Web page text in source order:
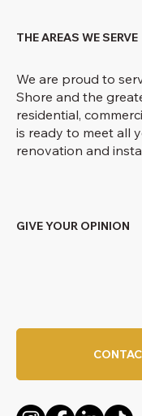
THE AREAS WE SERVE
We are proud to
Shore and the
residential,
is ready to meet all
renovation and
GIVE YOUR OPINION